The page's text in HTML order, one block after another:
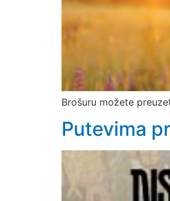
Brošuru možete
Putevima